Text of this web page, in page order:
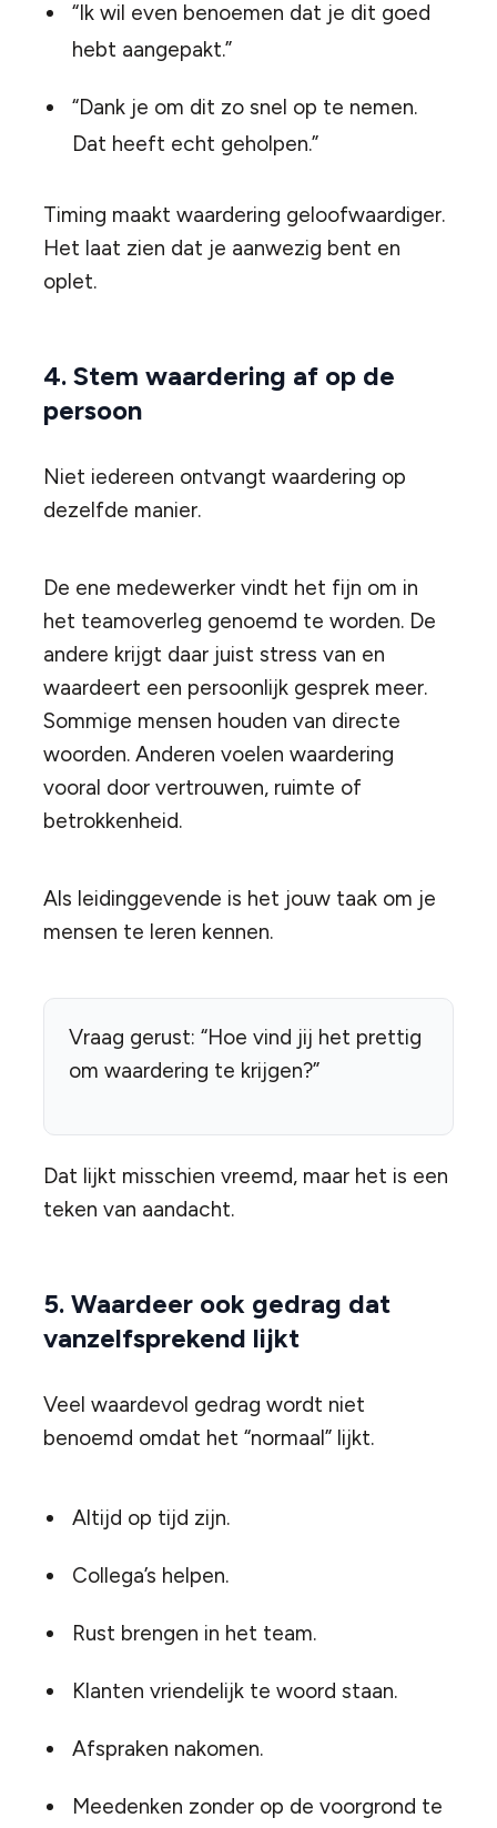
“Ik wil even benoemen dat je dit goed
hebt aangepakt.”
“Dank je om dit zo snel op te nemen.
Dat heeft echt geholpen.”
Timing maakt waardering geloofwaardiger.
Het laat zien dat je aanwezig bent en
oplet.
4. Stem waardering af op de
persoon
Niet iedereen ontvangt waardering op
dezelfde manier.
De ene medewerker vindt het fijn om in
het teamoverleg genoemd te worden. De
andere krijgt daar juist stress van en
waardeert een persoonlijk gesprek meer.
Sommige mensen houden van directe
woorden. Anderen voelen waardering
vooral door vertrouwen, ruimte of
betrokkenheid.
Als leidinggevende is het jouw taak om je
mensen te leren kennen.
Vraag gerust: “Hoe vind jij het prettig
om waardering te krijgen?”
Dat lijkt misschien vreemd, maar het is een
teken van aandacht.
5. Waardeer ook gedrag dat
vanzelfsprekend lijkt
Veel waardevol gedrag wordt niet
benoemd omdat het “normaal” lijkt.
Altijd op tijd zijn.
Collega’s helpen.
Rust brengen in het team.
Klanten vriendelijk te woord staan.
Afspraken nakomen.
Meedenken zonder op de voorgrond te